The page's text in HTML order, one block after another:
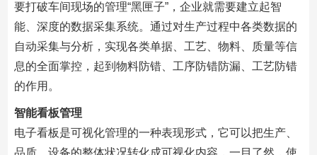
要打破车间现场的管理“黑匣子”，企业就需要建立起智
能、深度的数据采集系统。通过对生产过程中各类数据的
自动采集与分析，实现各类单据、工艺、物料、质量等信
息的全面掌控，起到物料防错、工序防错防漏、工艺防错
的作用。
智能看板管理
电子看板是可视化管理的一种表现形式，它可以把生产、
品质、设备的整体状况转化成可视化内容，一目了然，使